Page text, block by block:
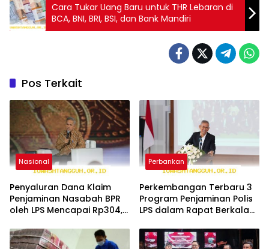
Cara Tukar Uang Baru untuk THR Lebaran di
BCA, BNI, BRI, BSI, dan Bank Mandiri
Pos Terkait
Nasional
Penyaluran Dana Klaim
Penjaminan Nasabah BPR
oleh LPS Mencapai Rp304,8
Perbankan
Perkembangan Terbaru 3
Program Penjaminan Polis
LPS dalam Rapat Berkala